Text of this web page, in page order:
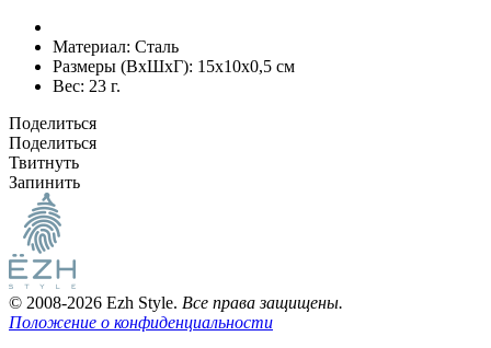
Материал: Сталь
Размеры (ВxШxГ): 15x10x0,5 см
Вес: 23 г.
Поделиться
Поделиться
Твитнуть
Запинить
© 2008-2026 Ezh Style. Все права защищены.
Положение о конфиденциальности